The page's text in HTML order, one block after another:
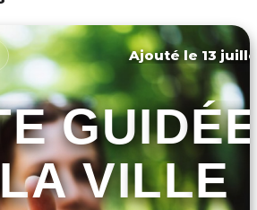
Ajouté le 13
VILLE